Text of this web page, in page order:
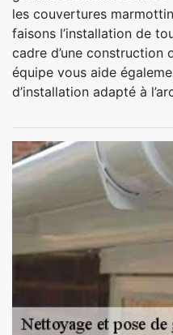
les couvertures
faisons l’installation de
cadre d’une construction
équipe vous aide
d’installation adapté à